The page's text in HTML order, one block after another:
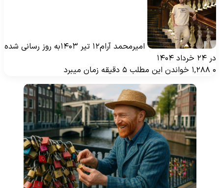
امیرمحمد آرام۱۲ تیر ۱۴۰۳
به روز رسانی شده
۱۴۰۴
خواندن این مطلب ۵ دقیقه زمان میبرد